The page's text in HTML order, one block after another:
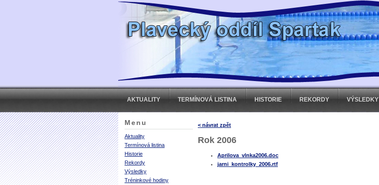
AKTUALITY TERMÍNOVÁ LISTINA HISTORIE REKORDY VÝSLEDKY
Menu
Aktuality
Termínová listina
Historie
Rekordy
Výsledky
Tréninkové hodiny
< návrat zpět
Rok 2006
Aprilova_vlnka2006.doc
jarni_kontrolky_2006.rtf